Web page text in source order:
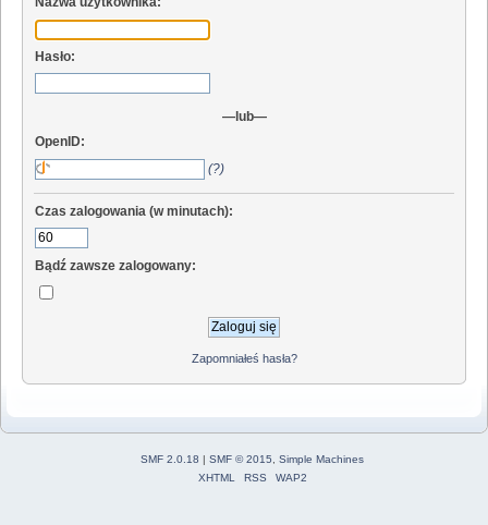
Hasło:
—lub—
OpenID:
(?)
Czas zalogowania (w minutach):
Bądź zawsze zalogowany:
Zapomniałeś hasła?
SMF 2.0.18 SMF © 2015, Simple Machines
XHTML
RSS WAP2